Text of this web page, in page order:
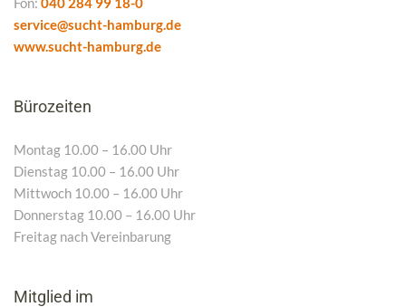
service@sucht-hamburg.de
www.sucht-hamburg.de
Bürozeiten
Montag 10.00 – 16.00 Uhr
Dienstag 10.00 – 16.00 Uhr
Mittwoch 10.00 – 16.00 Uhr
Donnerstag 10.00 – 16.00 Uhr
Freitag nach Vereinbarung
Mitglied im